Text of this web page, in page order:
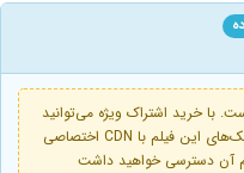
با خرید اشتراک ویژه می‌توانید
هر 2 ساعت یک‌بار درخواست همگام‌سازی لینک‌های این فیلم با CDN اختصاصی
آن دسترسی خواهید داشت